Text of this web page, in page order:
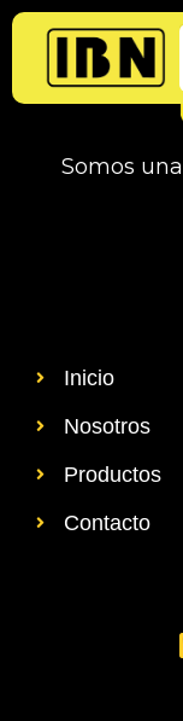
Somos
Inicio
Nosotros
Productos
Contacto